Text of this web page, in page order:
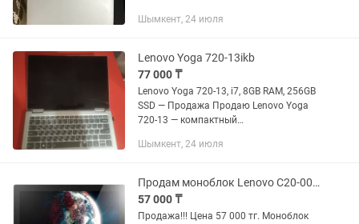
декабре 2025г. для супруги в декрете.
Шымкент, 24 июля
Lenovo Yoga 720-13ikb
77 000 ₸
Lenovo Yoga 720‑13, i7, 8GB RAM, 256GB
SSD — Продажа Продаю Lenovo Yoga
720‑13 — компактный
Характеристики: Процессор: Intel Core
память: 8...
Шымкент, 24 июля
Продам моноблок Lenovo C20-00 (идеал)
57 000 ₸
Продажа!!! Цена 57 000 тг. Моноблок